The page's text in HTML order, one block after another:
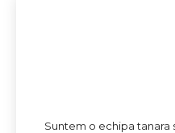
Suntem o echipa tanara